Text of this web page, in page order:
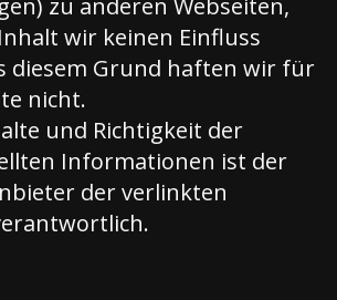
zu anderen Webseiten,
wir keinen Einfluss
diesem Grund haften wir für
nicht.
und Richtigkeit der
Informationen ist der
der verlinkten